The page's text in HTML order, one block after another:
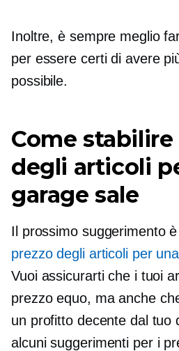
Inoltre, è sempre meglio
per essere certi di avere
possibile.
Come
degli articoli
garage sale
Il prossimo suggerimento
prezzo degli articoli per
Vuoi assicurarti che i tuoi
prezzo equo, ma anche
un profitto decente dal tuo
alcuni suggerimenti per i